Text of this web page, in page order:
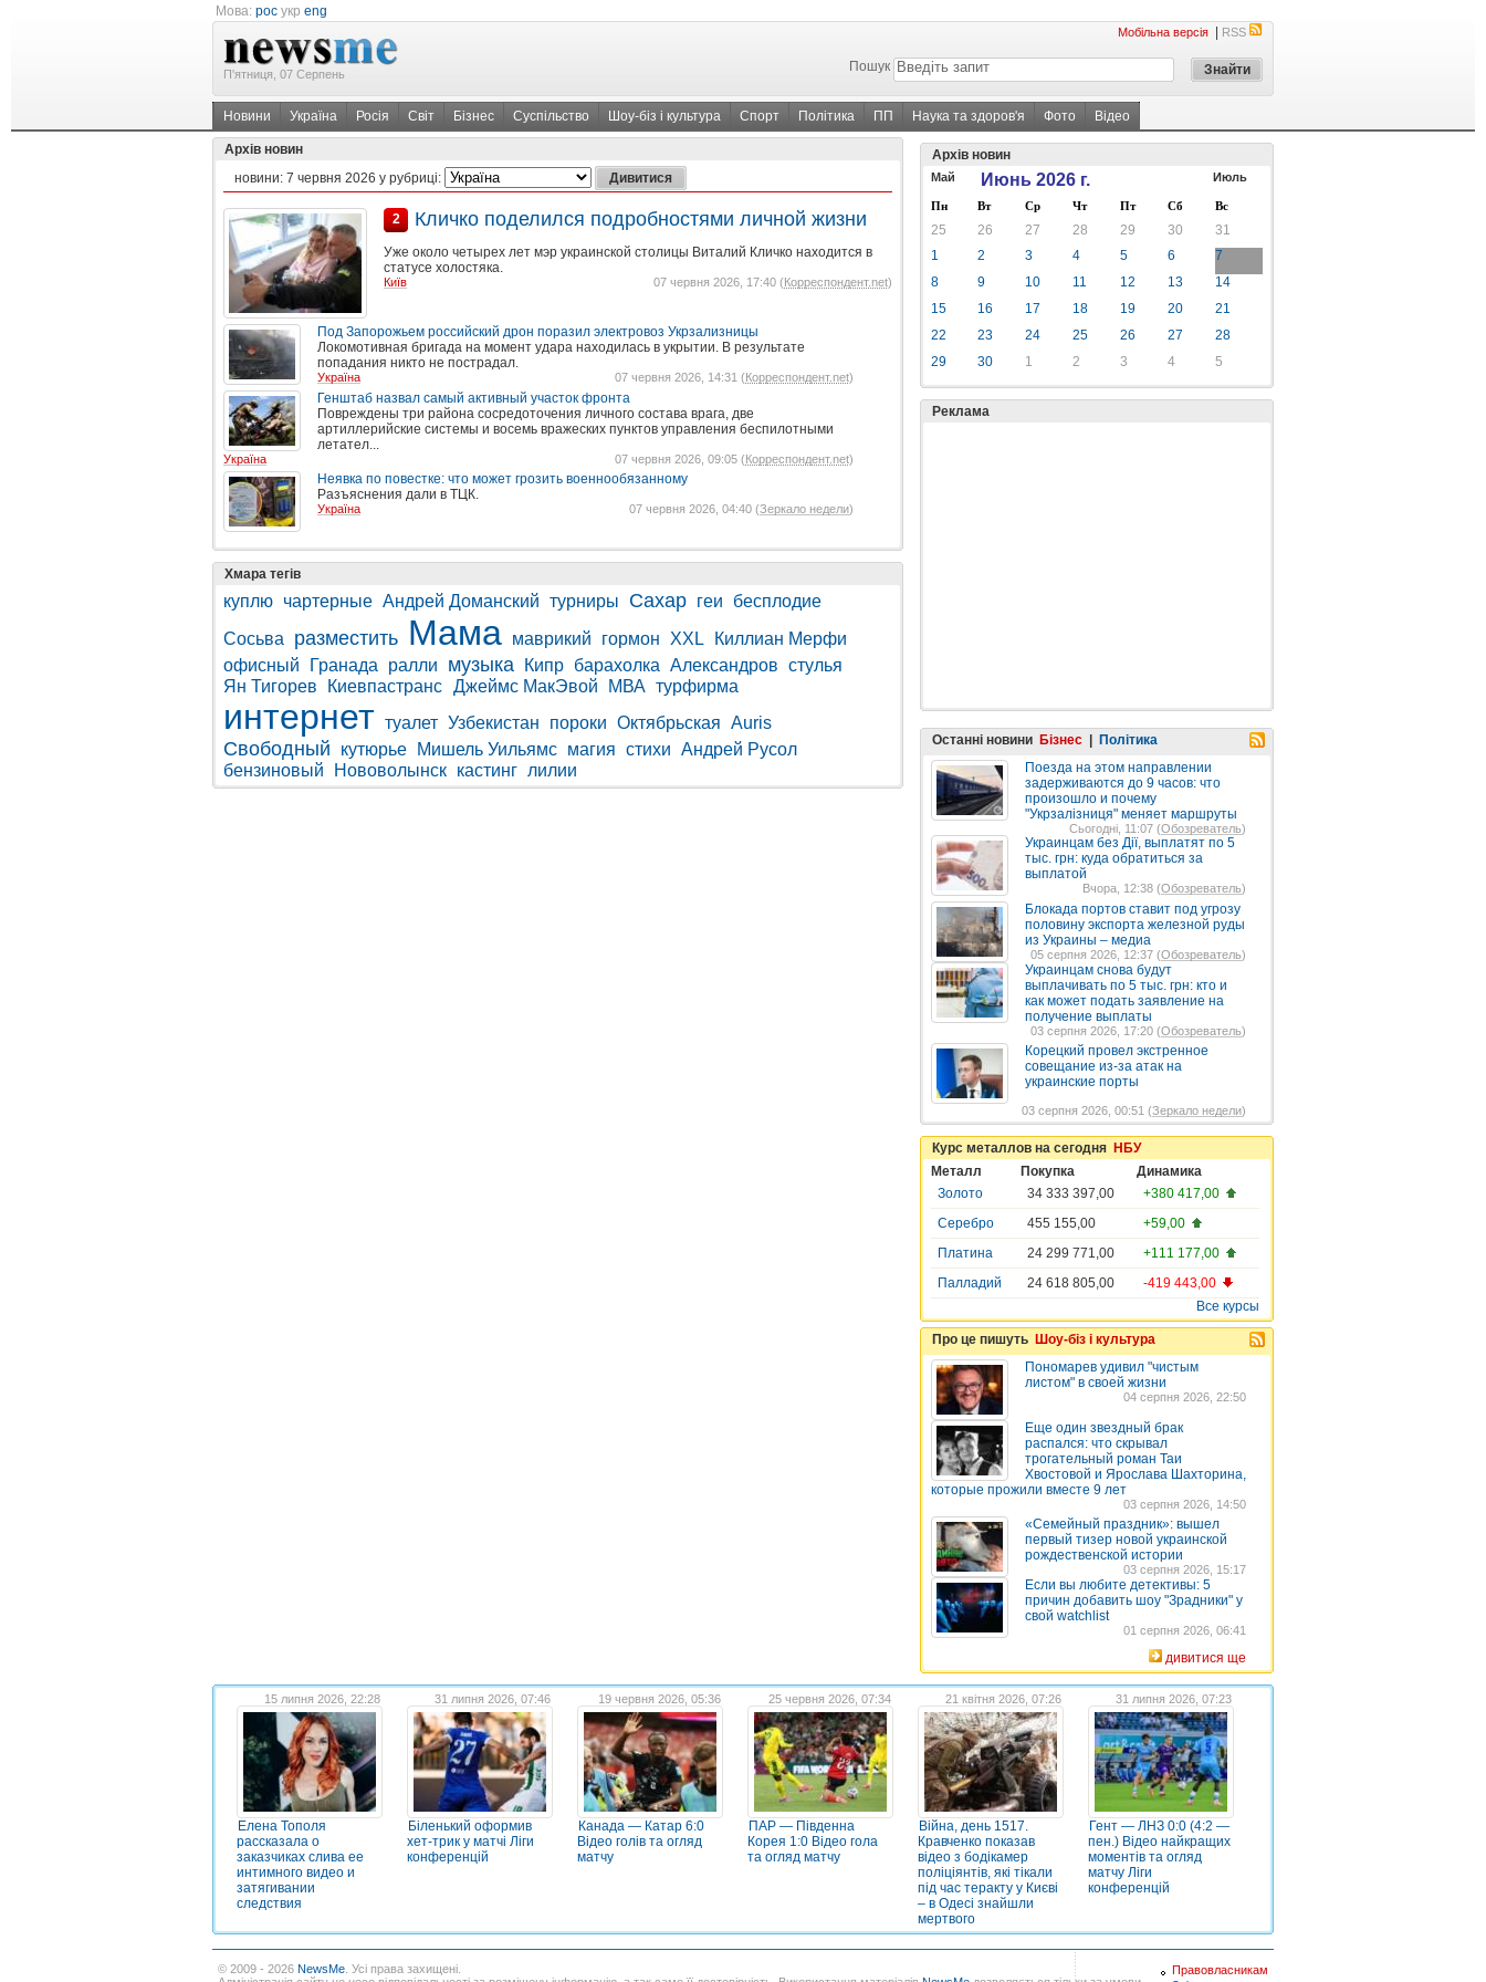
Мова: рос укр eng
П'ятниця, 07 Серпень
Мобільна версія RSS
Пошук
Новини Україна Росія Світ Бізнес Суспільство Шоу-біз і культура Спорт Політика ПП Наука та здоров'я Фото Відео
Архів новин
новини: 7 червня 2026 у рубриці:
2 Кличко поделился подробностями личной жизни
Уже около четырех лет мэр украинской столицы Виталий Кличко находится в
статусе холостяка.
Київ 07 червня 2026, 17:40 (Корреспондент.net)
Под Запорожьем российский дрон поразил электровоз Укрзализницы
Локомотивная бригада на момент удара находилась в укрытии. В результате
попадания никто не пострадал.
Україна 07 червня 2026, 14:31 (Корреспондент.net)
Генштаб назвал самый активный участок фронта
Повреждены три района сосредоточения личного состава врага, две
артиллерийские системы и восемь вражеских пунктов управления беспилотными
летател...
Україна 07 червня 2026, 09:05 (Корреспондент.net)
Неявка по повестке: что может грозить военнообязанному
Разъяснения дали в ТЦК.
Україна 07 червня 2026, 04:40 (Зеркало недели)
Хмара тегів
куплю чартерные Андрей Доманский турниры Сахар геи
бесплодие
Сосьва
разместить Мама маврикий гормон XXL
Киллиан Мерфи
офисный
Гранада ралли музыка Кипр барахолка Александров стулья
Ян Тигорев
Киевпастранс Джеймс МакЭвой МВА турфирма
интернет туалет Узбекистан пороки Октябрьская Auris
Свободный кутюрье Мишель Уильямс магия стихи Андрей Русол
бензиновый
Нововолынск кастинг лилии
Архів новин
Май Июнь 2026 г. Июль
Пн Вт Ср Чт Пт Сб Вс
25 26 27 28 29 30
31
1
2 3 4 5 6
7
8
9 10 11 12 13
14
15
16 17 18 19 20
21
22
23 24 25 26 27
28
29
30 1 2 3 4 5
Реклама
Останні новини Бізнес
Політика
Поезда на этом направлении
задерживаются до 9 часов: что
произошло и почему
"Укрзалізниця" меняет маршруты
Сьогодні, 11:07 (Обозреватель)
Украинцам без Дії, выплатят по 5
тыс. грн: куда обратиться за
выплатой
Вчора, 12:38 (Обозреватель)
Блокада портов ставит под угрозу
половину экспорта железной руды
из Украины – медиа
05 серпня 2026, 12:37 (Обозреватель)
Украинцам снова будут
выплачивать по 5 тыс. грн: кто и
как может подать заявление на
получение выплаты
03 серпня 2026, 17:20 (Обозреватель)
Корецкий провел экстренное
совещание из-за атак на
украинские порты
03 серпня 2026, 00:51 (Зеркало недели)
Курс металлов на сегодня НБУ
Металл
Покупка
Динамика
Золото
34 333 397,00
+380 417,00
Серебро
455 155,00
+59,00
Платина
24 299 771,00
+111 177,00
Палладий
24 618 805,00
-419 443,00
Все курсы
Про це пишуть Шоу-біз і культура
Пономарев удивил "чистым
листом" в своей жизни
04 серпня 2026, 22:50
Еще один звездный брак
распался: что скрывал
трогательный роман Таи
Хвостовой и Ярослава Шахторина,
которые прожили вместе 9 лет
03 серпня 2026, 14:50
«Семейный праздник»: вышел
первый тизер новой украинской
рождественской истории
03 серпня 2026, 15:17
Если вы любите детективы: 5
причин добавить шоу "Зрадники" у
свой watchlist
01 серпня 2026, 06:41
дивитися ще
15 липня 2026, 22:28
Елена Тополя
рассказала о
заказчиках слива ее
интимного видео и
затягивании
следствия
31 липня 2026, 07:46
Біленький оформив
хет-трик у матчі Ліги
конференцій
19 червня 2026, 05:36
Канада — Катар 6:0
Відео голів та огляд
матчу
25 червня 2026, 07:34
ПАР — Південна
Корея 1:0 Відео гола
та огляд матчу
21 квітня 2026, 07:26
Війна, день 1517.
Кравченко показав
відео з бодікамер
поліціянтів, які тікали
під час теракту у Києві
– в Одесі знайшли
мертвого
31 липня 2026, 07:23
Гент — ЛНЗ 0:0 (4:2 —
пен.) Відео найкращих
моментів та огляд
матчу Ліги
конференцій
© 2009 - 2026 NewsMe . Усі права захищені.
Правовласникам